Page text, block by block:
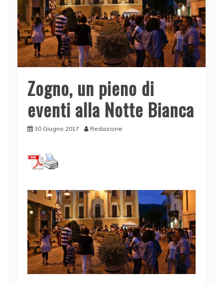
Zogno, un pieno di
eventi alla Notte Bianca
30 Giugno 2017 Redazione